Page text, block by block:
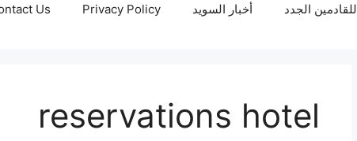
للقادمين الجدد أخبار السويد Privacy Policy
Us
reservations hotel